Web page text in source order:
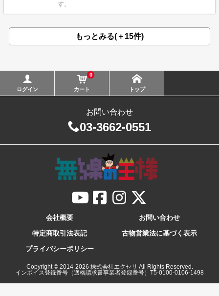
す。
もっとみる(＋15件)
ログイン
0
カート トップ
お問い合わせ
03-3662-0551
会社概要
お問い合わせ
特定商取引法表記
古物営業法に基づく表示
プライバシーポリシー
Copyright © 2014-2026 株式会社エクセリ All Rights Reserved.
インボイス登録番号（適格請求書事業者登録番号）T5-0100-0106-1498